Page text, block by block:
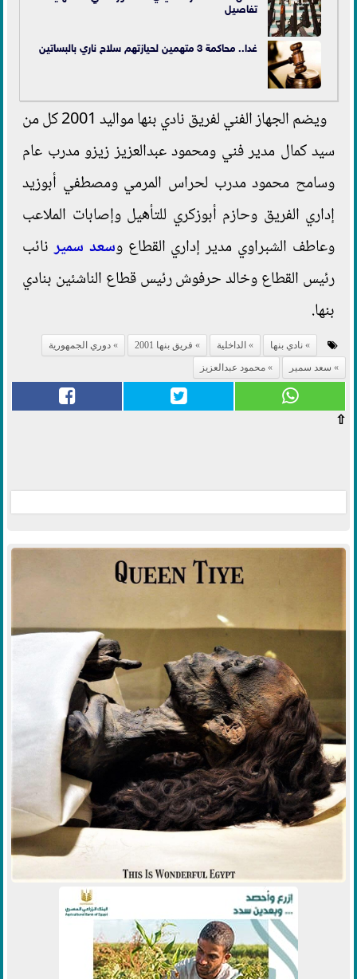
تفاصيل
غدا.. محاكمة 3 متهمين لحيازتهم سلاح ناري بالبساتين
ويضم الجهاز الفني لفريق نادي بنها مواليد 2001 كل من
سيد كمال مدير فني ومحمود عبدالعزيز زيزو مدرب عام
وسامح محمود مدرب لحراس المرمي ومصطفي أبوزيد
إداري الفريق وحازم أبوزكري للتأهيل وإصابات الملاعب
وعاطف الشبراوي مدير إداري القطاع وسعد سميرنائب
رئيس القطاع وخالد حرفوش رئيس قطاع الناشئين بنادي
بنها.
نادي بنها الداخلية فريق بنها 2001
دوري الجمهورية
سعد سمير
محمود عبدالعزيز
⇧